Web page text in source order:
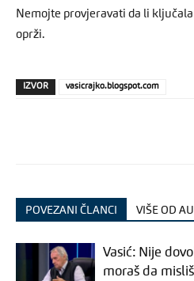
Nemojte provjeravati da li
oprži.
IZVOR vasicrajko.blogspot.com
POVEZANI ČLANCI VIŠE OD
Vasić: Nije
moraš da